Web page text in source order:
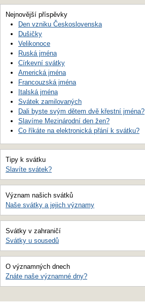
Nejnovější příspěvky
Den vzniku Československa
Dušičky
Velikonoce
Ruská jména
Církevní svátky
Americká jména
Francouzská jména
Italská jména
Svátek zamilovaných
Dali byste svým dětem dvě křestní jména?
Slavíme Mezinárodní den žen?
Co říkáte na elektronická přání k svátku?
Tipy k svátku
Slavíte svátek?
Význam našich svátků
Naše svátky a jejich významy
Svátky v zahraničí
Svátky u sousedů
O významných dnech
Znáte naše významné dny?